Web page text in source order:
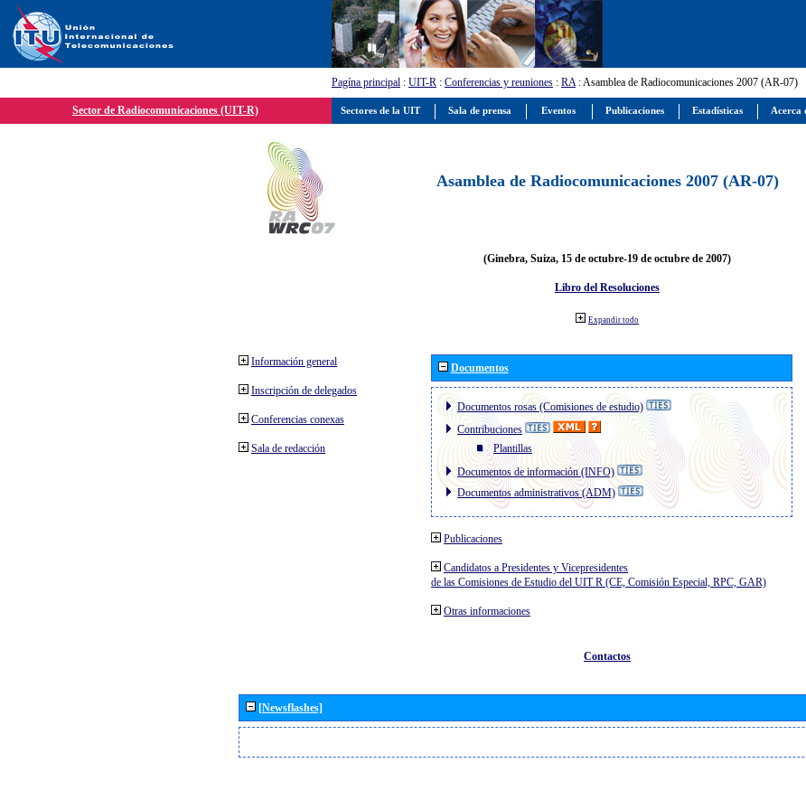
Pagína principal : UIT-R : Conferencias y reuniones : RA: Asamblea de Radiocomunicaciones 2007 (AR-07)
Sector de Radiocomunicaciones (UIT-R)
Asamblea de Radiocomunicaciones 2007 (AR-07)
(Ginebra, Suiza, 15 de octubre-19 de octubre de 2007)
Libro del Resoluciones
Expandir todo
Información general
Inscripción de delegados
Conferencias conexas
Sala de redacción
Documentos
Documentos rosas (Comisiones de estudio)
Contribuciones
Plantillas
Documentos de información (INFO)
Documentos administrativos (ADM)
Publicaciones
Candidatos a Presidentes y Vicepresidentes
de las Comisiones de Estudio del UIT R (CE, Comisión Especial, RPC, GAR)
Otras informaciones
Contactos
[Newsflashes]
Sectores de la UIT Sala de prensa Eventos Publicaciones Estadísticas Acerca